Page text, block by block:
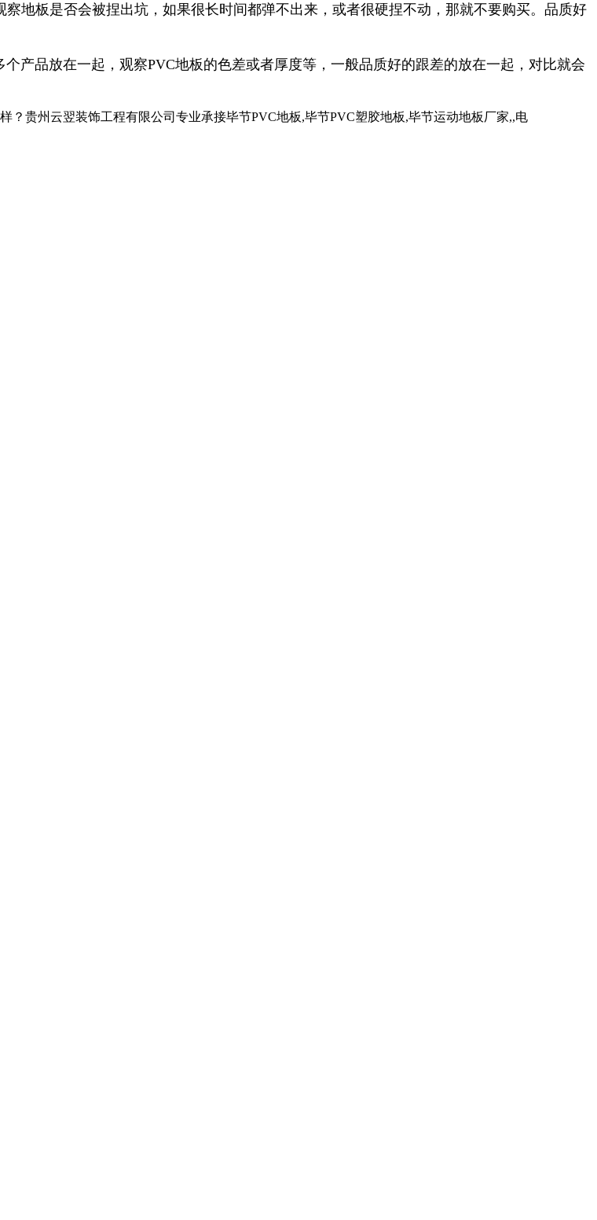
地板是否会被捏出坑，如果很长时间都弹不出来，或者很硬捏不动，那就不要购买。品质好
产品放在一起，观察PVC地板的色差或者厚度等，一般品质好的跟差的放在一起，对比就会
贵州云翌装饰工程有限公司专业承接毕节PVC地板,毕节PVC塑胶地板,毕节运动地板厂家,,电